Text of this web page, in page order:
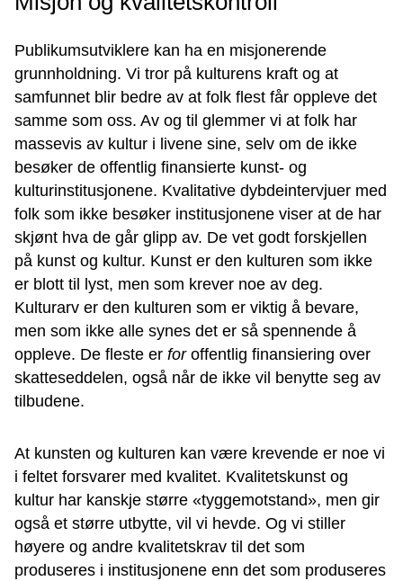
Publikumsutviklere kan ha en misjonerende
grunnholdning. Vi tror på kulturens kraft og at
samfunnet blir bedre av at folk flest får oppleve det
samme som oss. Av og til glemmer vi at folk har
massevis av kultur i livene sine, selv om de ikke
besøker de offentlig finansierte kunst- og
kulturinstitusjonene. Kvalitative dybdeintervjuer med
folk som ikke besøker institusjonene viser at de har
skjønt hva de går glipp av. De vet godt forskjellen
på kunst og kultur. Kunst er den kulturen som ikke
er blott til lyst, men som krever noe av deg.
Kulturarv er den kulturen som er viktig å bevare,
men som ikke alle synes det er så spennende å
oppleve. De fleste er foroffentlig finansiering over
skatteseddelen, også når de ikke vil benytte seg av
tilbudene.
At kunsten og kulturen kan være krevende er noe vi
i feltet forsvarer med kvalitet. Kvalitetskunst og
kultur har kanskje større «tyggemotstand», men gir
også et større utbytte, vil vi hevde. Og vi stiller
høyere og andre kvalitetskrav til det som
produseres i institusjonene enn det som produseres